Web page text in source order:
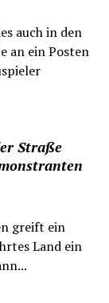
auch in den
an ein Posten
Straße
greift ein
Land ein